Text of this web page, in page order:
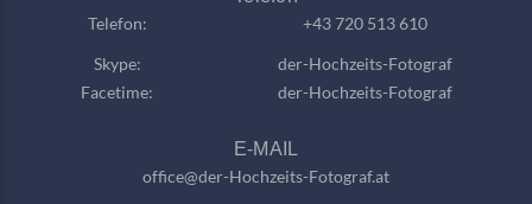
Telefon:
+43 720 513 610
Skype:
der-Hochzeits-Fotograf
Facetime:
der-Hochzeits-Fotograf
E-MAIL
office@der-Hochzeits-Fotograf.at